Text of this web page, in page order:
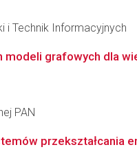
i Technik Informacyjnych
grafowych dla
PAN
przekształcania